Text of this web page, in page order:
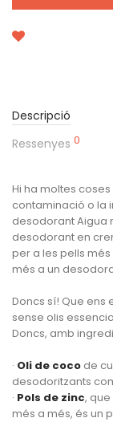
Descripció
Ressenyes 0
Hi ha moltes
contaminació o la
desodorant Aigua
desodorant en
per a les pells
més a un
Doncs sí! Que ens
sense olis
Doncs, amb
· Oli de coco de
desodoritzants
· Pols de zinc,
més a més, és un